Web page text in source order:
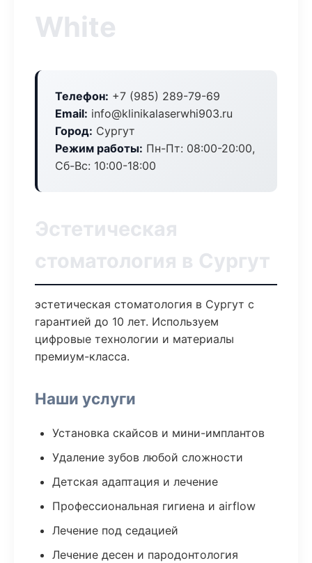
White
Телефон: +7 (985) 289-79-69
Email: info@klinikalaserwhi903.ru
Город: Сургут
Режим работы: Пн-Пт: 08:00-20:00,
Сб-Вс: 10:00-18:00
Эстетическая
стоматология в Сургут
эстетическая стоматология в Сургут с
гарантией до 10 лет. Используем
цифровые технологии и материалы
премиум-класса.
Наши услуги
Установка скайсов и мини-имплантов
Удаление зубов любой сложности
Детская адаптация и лечение
Профессиональная гигиена и airflow
Лечение под седацией
Лечение десен и пародонтология